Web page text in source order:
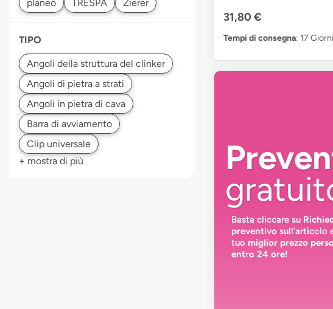
TIPO
+ mostra di più
31,80 €
Tempi di consegna: 17 Giorni
Basta cliccare su
preventivo sull’articolo
tuomiglior prezzo
entro 24 ore!